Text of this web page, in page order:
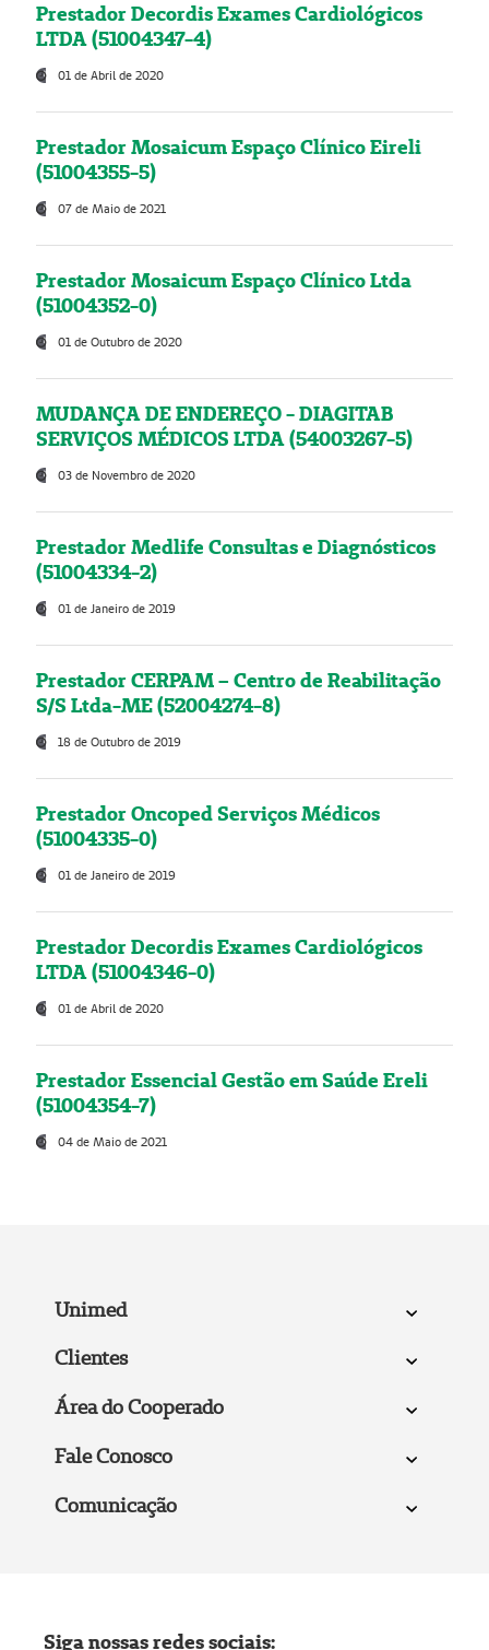
Prestador Decordis Exames Cardiológicos
LTDA (51004347-4)
01 de Abril de 2020
Prestador Mosaicum Espaço Clínico Eireli
(51004355-5)
07 de Maio de 2021
Prestador Mosaicum Espaço Clínico Ltda
(51004352-0)
01 de Outubro de 2020
MUDANÇA DE ENDEREÇO - DIAGITAB
SERVIÇOS MÉDICOS LTDA (54003267-5)
03 de Novembro de 2020
Prestador Medlife Consultas e Diagnósticos
(51004334-2)
01 de Janeiro de 2019
Prestador CERPAM – Centro de Reabilitação
S/S Ltda-ME (52004274-8)
18 de Outubro de 2019
Prestador Oncoped Serviços Médicos
(51004335-0)
01 de Janeiro de 2019
Prestador Decordis Exames Cardiológicos
LTDA (51004346-0)
01 de Abril de 2020
Prestador Essencial Gestão em Saúde Ereli
(51004354-7)
04 de Maio de 2021
Unimed
Clientes
Área do Cooperado
Fale Conosco
Comunicação
Siga nossas redes sociais: